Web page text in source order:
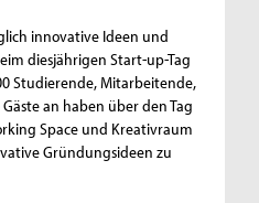
innovative Ideen und
diesjährigen Start-up-Tag
Studierende, Mitarbeitende,
an haben über den Tag
Space und Kreativraum
Gründungsideen zu